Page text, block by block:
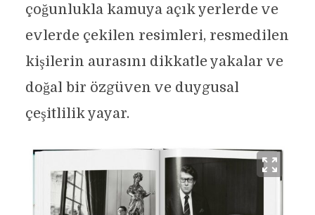
çoğunlukla kamuya açık yerlerde ve
evlerde çekilen resimleri, resmedilen
kişilerin aurasını dikkatle yakalar ve
doğal bir özgüven ve duygusal
çeşitlilik yayar.